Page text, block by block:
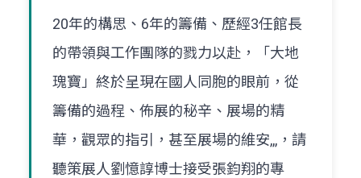
20年的構思、6年的籌備、歷經3任館長
的帶領與工作團隊的戮力以赴，「大地
瑰寶」終於呈現在國人同胞的眼前，從
籌備的過程、佈展的秘辛、展場的精
華，觀眾的指引，甚至展場的維安,,,，請
聽策展人劉憶諄博士接受張鈞翔的專